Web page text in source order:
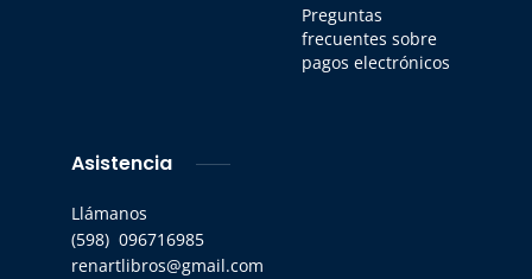
Preguntas
frecuentes sobre
pagos electrónicos
Asistencia
Llámanos
(598) 096716985
renartlibros@gmail.com